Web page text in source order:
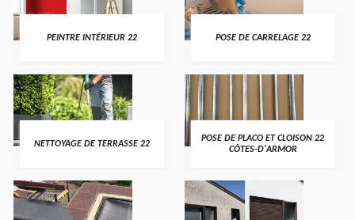
PEINTRE INTÉRIEUR 22 POSE DE CARRELAGE 22
NETTOYAGE DE TERRASSE 22
POSE DE PLACO ET CLOISON 22
CÔTES-D'ARMOR